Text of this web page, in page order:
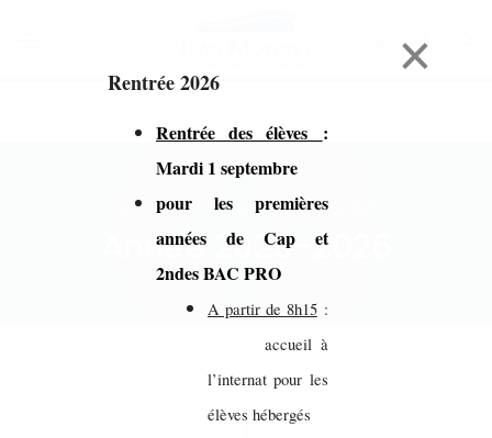
×
Rentrée 2026
Rentrée des élèves :
Mardi 1 septembre
pour les premières
années de Cap et
2ndes BAC PRO
A partir de 8h15:
accueil à
l’internat pour les
élèves hébergés
Accueil > Année 2025-2026
Année 2025-2026